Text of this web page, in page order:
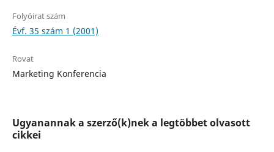
Folyóirat szám
Évf. 35 szám 1 (2001)
Rovat
Marketing Konferencia
Ugyanannak a szerző(k)nek a legtöbbet olvasott
cikkei